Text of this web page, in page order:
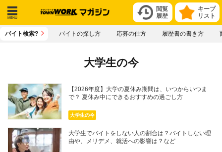
キープ
リスト
閲覧
履歴
メニ
バイト検索? バイトの探し方 応募の仕方 履歴書の書き方
大学生の今
【2026年度】大学の夏休み期間は、いつからいつま
で？ 夏休み中にできるおすすめの過ごし方
大学生の今
大学生でバイトをしない人の割合は？バイトしない理
由や、メリデメ、就活への影響は？など